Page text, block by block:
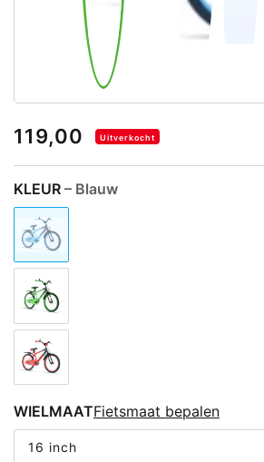
119,00 Uitverkocht
KLEUR – Blauw
WIELMAATFietsmaat bepalen
16 inch